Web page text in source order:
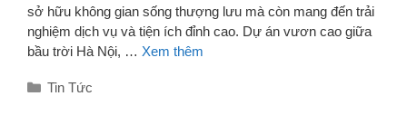
sở hữu không gian sống thượng lưu mà còn mang đến trải
nghiệm dịch vụ và tiện ích đỉnh cao. Dự án vươn cao giữa
bầu trời Hà Nội, … Xem thêm
Danh
Tin Tức